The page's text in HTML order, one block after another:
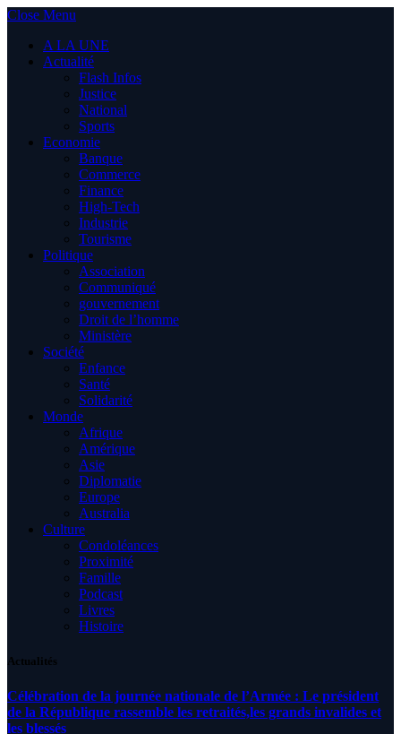
Close Menu
A LA UNE
Actualité
Flash Infos
Justice
National
Sports
Economie
Banque
Commerce
Finance
High-Tech
Industrie
Tourisme
Politique
Association
Communiqué
gouvernement
Droit de l’homme
Ministère
Société
Enfance
Santé
Solidarité
Monde
Afrique
Amérique
Asie
Diplomatie
Europe
Australia
Culture
Condoléances
Proximité
Famille
Podcast
Livres
Histoire
Actualités
Célébration de la journée nationale de l’Armée : Le président
de la République rassemble les retraités,les grands invalides et
les blessés